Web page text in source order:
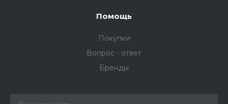
Помощь
Покупки
Вопрос - ответ
Бренды